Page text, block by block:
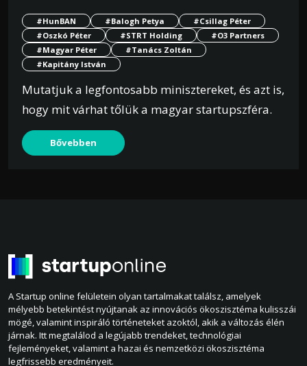
#HunBAN #Balogh Petya
#Csillag Péter
#Oszkó Péter
#STRT Holding
#O3 Partners
#Magyar Péter
#Tanács Zoltán
#Kapitány István
Mutatjuk a legfontosabb minisztereket, és azt is,
hogy mit várhat tőlük a magyar startupszféra.
Bővebben
A Startup online felületein olyan tartalmakat találsz, amelyek
mélyebb betekintést nyújtanak az innovációs ökoszisztéma kulisszái
mögé, valamint inspiráló történeteket azoktól, akik a változás élén
járnak. Itt megtalálod a legújabb trendeket, technológiai
fejleményeket, valamint a hazai és nemzetközi ökoszisztéma
legfrissebb eredményeit.